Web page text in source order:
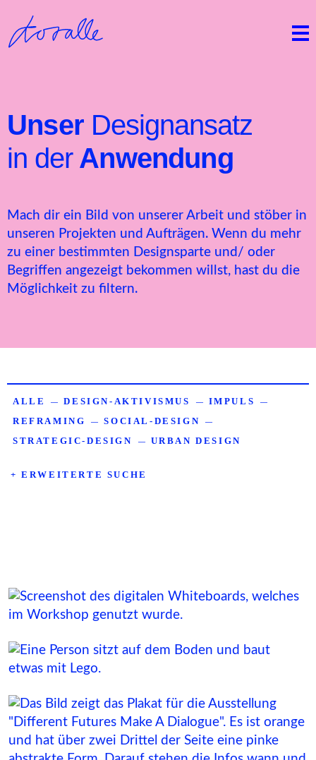
Unser Designansatz
in derAnwendung
Mach dir ein Bild von unserer Arbeit und stöber in
unseren Projekten und Aufträgen. Wenn du mehr
zu einer bestimmten Designsparte und/ oder
Begriffen angezeigt bekommen willst, hast du die
Möglichkeit zu filtern.
ALLE — DESIGN-AKTIVISMUS — IMPULS —
REFRAMING — SOCIAL-DESIGN —
STRATEGIC-DESIGN — URBAN DESIGN
+ ERWEITERTE SUCHE